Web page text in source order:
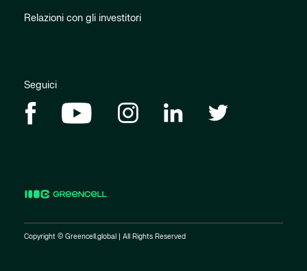
Relazioni con gli investitori
Seguici
Copyright © Greencell.global | All Rights Reserved